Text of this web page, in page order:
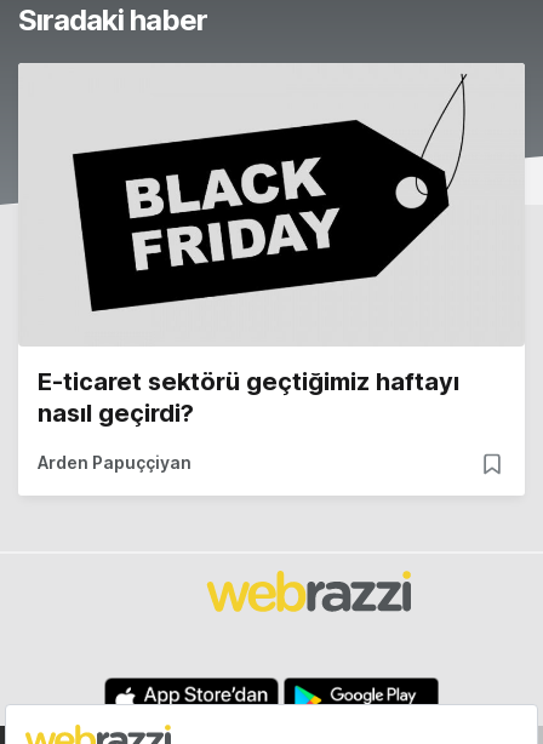
Sıradaki haber
E-ticaret sektörü geçtiğimiz haftayı
nasıl geçirdi?
Arden Papuççiyan